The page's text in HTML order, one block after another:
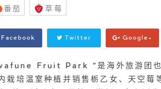
番茄 草莓
Facebook Twitter Google+
Fruit Park ”是海外旅游团也
栽培温室种植并销售栃乙女、天空